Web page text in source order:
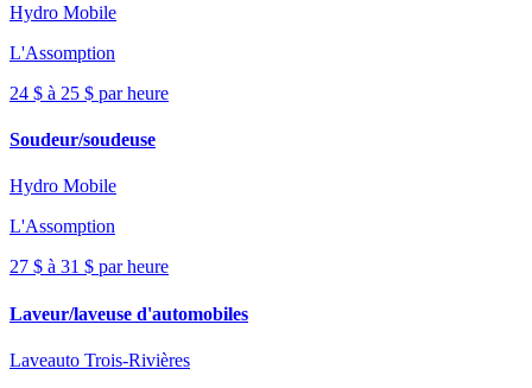
Hydro Mobile
L'Assomption
24 $ à 25 $ par heure
Soudeur/soudeuse
Hydro Mobile
L'Assomption
27 $ à 31 $ par heure
Laveur/laveuse d'automobiles
Laveauto Trois-Rivières